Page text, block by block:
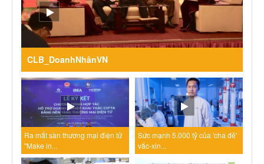
CLB_DoanhNhânVN
Ra mắt sàn thương mại điện tử
"Make in...
Sức mạnh 5.000 tỷ của 'cha đẻ'
vắc-xin...